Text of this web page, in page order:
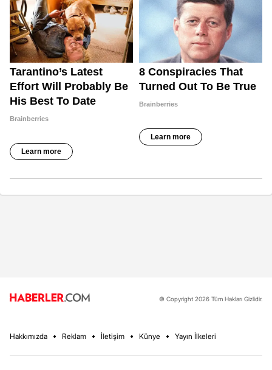
© Copyright 2026 Tüm Hakları Gizlidir.
Hakkımızda Reklam İletişim Künye Yayın İlkeleri